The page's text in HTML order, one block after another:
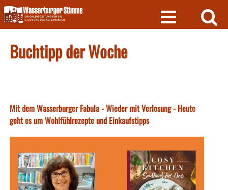
Skip
to
content
Buchtipp der Woche
Mit dem Wasserburger Fabula - Wieder mit Verlosung - Heute
geht es um Wohlfühlrezepte und Einkaufstipps